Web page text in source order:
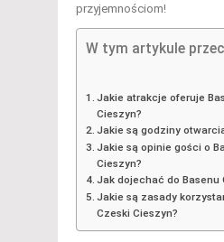
przyjemnościom!
W tym artykule
Jakie atrakcje oferuje
Cieszyn?
Jakie są godziny
Jakie są opinie gości o
Cieszyn?
Jak dojechać do Basenu
Jakie są zasady
Czeski Cieszyn?